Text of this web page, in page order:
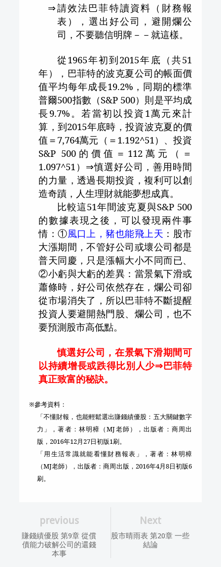
⇒請效法巴菲特讀資料（財務報
表），選出好公司，避開爛公
司，不要聽信明牌－－就這樣。
從1965年初到2015年底（共51
年），巴菲特的波克夏公司的帳面價
值平均每年成長19.2% ，同期的標準
普爾500指數（S&P 500）則是平均成
長9.7% 。若當初以投資 1 萬元來計
算，到2015年底時，投資波克夏的價
值＝ 7,764萬元（＝ 1.192^51 ）、投資
S&P 500 的價值＝ 112 萬元（＝
1.097^51 ） ⇒慎選好公司，善用時間
的力量，透過長期投資，複利可以創
造奇蹟，人生理財就能夢想成真。
比較這51年間波克夏與S&P 500
的數據表現之後，可以發現兩件事
情：①風口上，豬也能飛上天 ：股市
大漲期間，不管好公司或壞公司都是
普天同慶，只是漲幅大小不同而已、
②小虧與大虧的差異：當景氣下滑或
蕭條時，好公司依然存在，爛公司卻
從市場消失了，所以巴菲特不斷提醒
投資人要避開熱門股、爛公司，也不
要預測股市高低點。
慎選好公司，在景氣下滑期間可
以持續增長或跌得比別人少⇒巴菲特
真正致富的秘訣。
※參考資料：
「不懂財報，也能輕鬆選出賺錢績優股：五大關鍵數字
力」，著者：林明樟（MJ老師），出版者：商周出
版， 2016年12月27日初版1刷。
「用生活常識就能看懂財務報表」，著者：林明樟
（MJ老師），出版者：商周出版， 2016年4月8日初版6
刷。
Next
股市晴雨表 第20章 一些
結論
previous
賺錢績優股 第9章 從償
債能力破解公司的還錢
本事